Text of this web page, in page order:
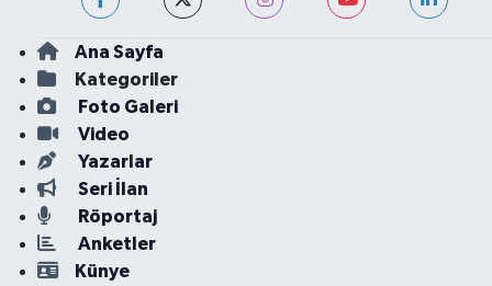
Ana Sayfa
Kategoriler
Foto Galeri
Video
Yazarlar
Seri İlan
Röportaj
Anketler
Künye